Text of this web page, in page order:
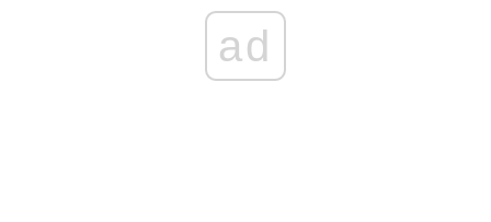
ad